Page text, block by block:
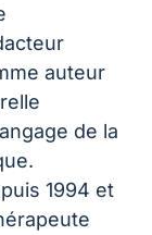
auteur
de la
1994 et